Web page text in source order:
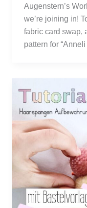
Augenstern’s
we’re joining in!
fabric card swap,
pattern for